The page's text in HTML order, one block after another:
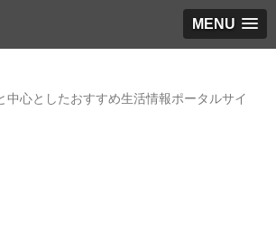
MENU
中心としたおすすめ生活情報ポータルサイ